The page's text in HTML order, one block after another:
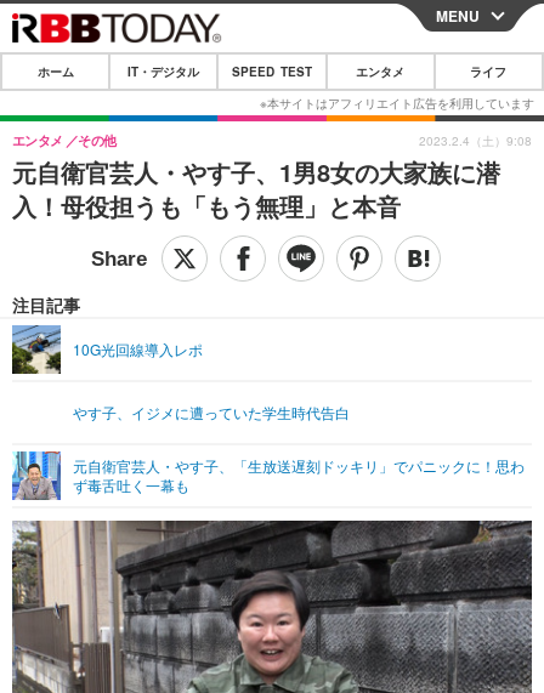
CLOSE
ホーム
IT・デジタル
IT・デジタルTOP スマートフォン
ネタ
ショッピング その他
SPEED TEST
エンタメTOP 映画・ドラマ
グラビア
ショッピング その他
ライフTOP
リリース一覧
MENU
ホーム IT・デジタル SPEED TEST エンタメ ライフ
元自衛官芸人・やす子、1男8女の大家族に潜
入！母役担うも「もう無理」と本音
エンタメ その他
注目記事
10G光回線導入レポ
やす子、イジメに遭っていた学生時代告白
元自衛官芸人・やす子、「生放送遅刻ドッキリ」でパニックに！思わ
ず毒舌吐く一幕も
2023.2.4（土）9:08